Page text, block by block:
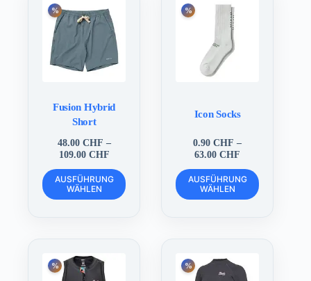
Optionen
können
auf
der
Produktseite
gewählt
Optionen
können
Produktseite
gewählt
Fusion Hybrid
Short
48.00 CHF –
109.00 CHFPreisspanne:
bis
109.00 CHF
AUSFÜHRUNG
WÄHLEN
Dieses
Produkt
weist
Optionen
können
Icon Socks
0.90CHF –
63.00CHF
bis
63.00 CHF
AUSFÜHRUNG
WÄHLEN
Dieses
Produkt
weist
Optionen
können